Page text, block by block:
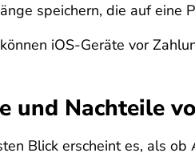
speichern, die auf eine
iOS-Geräte vor
und Nachteile
Blick erscheint es, als